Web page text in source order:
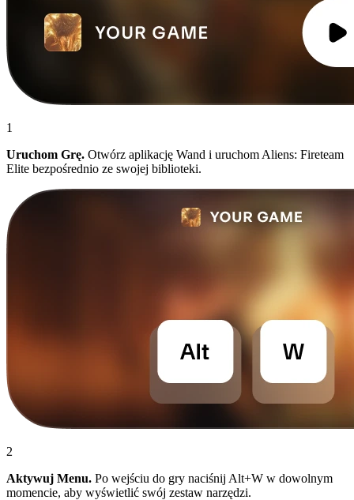
1
Uruchom Grę. Otwórz aplikację Wand i uruchom Aliens: Fireteam
Elite bezpośrednio ze swojej biblioteki.
2
Aktywuj Menu. Po wejściu do gry naciśnij Alt+W w dowolnym
momencie, aby wyświetlić swój zestaw narzędzi.